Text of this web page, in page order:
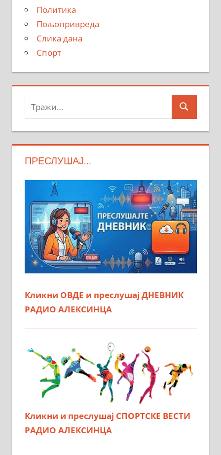
Политика
Пољопривреда
Слика дана
Спорт
Тражи:
Search
ПРЕСЛУШАЈ…
Кликни ОВДЕ и преслушај ДНЕВНИК
РАДИО АЛЕКСИНЦА
Кликни и преслушај СПОРТСКЕ ВЕСТИ
РАДИО АЛЕКСИНЦА